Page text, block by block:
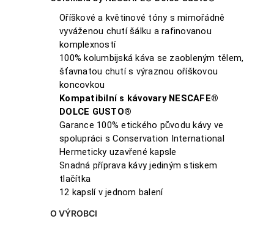
Oříškové a květinové tóny s mimořádně
vyváženou chutí šálku a rafinovanou
komplexností
100% kolumbijská káva se zaobleným tělem,
šťavnatou chutí s výraznou oříškovou
koncovkou
Kompatibilní s kávovary NESCAFE®
DOLCE GUSTO®
Garance 100% etického původu kávy ve
spolupráci s Conservation International
Hermeticky uzavřené kapsle
Snadná příprava kávy jediným stiskem
tlačítka
12 kapslí v jednom balení
O VÝROBCI